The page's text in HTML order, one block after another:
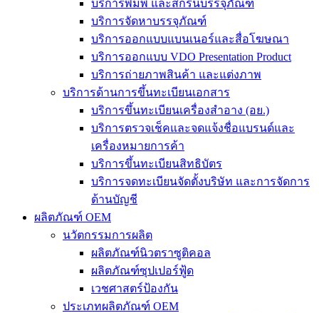
บริการพิมพ์ และสกรีนบรรจุภัณฑ์
บริการจัดหาบรรจุภัณฑ์
บริการออกแบบแบนเนอร์และสื่อโฆษณา
บริการออกแบบ VDO Presentation Product
บริการถ่ายภาพสินค้า และแต่งภาพ
บริการด้านการขึ้นทะเบียนเอกสาร
บริการขึ้นทะเบียนเครื่องสำอาง (อย.)
บริการตรวจเช็คและจดแจ้งชื่อแบรนด์และ
เครื่องหมายการค้า
บริการขึ้นทะเบียนสิทธิบัตร
บริการจดทะเบียนจัดตั้งบริษัท และการจัดการ
ด้านบัญชี
ผลิตภัณฑ์ OEM
นวัตกรรมการผลิต
ผลิตภัณฑ์นิวตราซูติคอล
ผลิตภัณฑ์ซุปเปอร์ฟู้ด
เวชศาสตร์ป้องกัน
ประเภทผลิตภัณฑ์ OEM